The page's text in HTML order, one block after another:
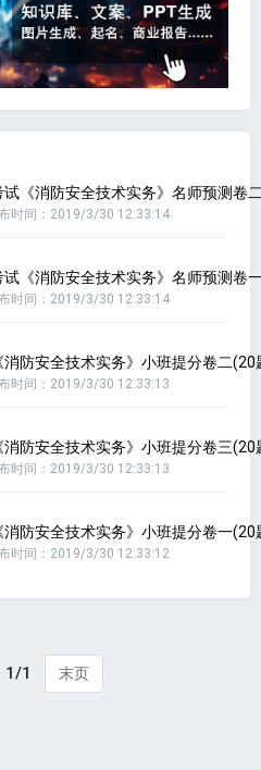
《消防安全技术实务》名师预测卷
时间：2019/3/30 12:33:14
《消防安全技术实务》名师预测卷
时间：2019/3/30 12:33:14
防安全技术实务》小班提分卷二(20
时间：2019/3/30 12:33:13
防安全技术实务》小班提分卷三(20
时间：2019/3/30 12:33:13
防安全技术实务》小班提分卷一(20
时间：2019/3/30 12:33:12
1/1 末页